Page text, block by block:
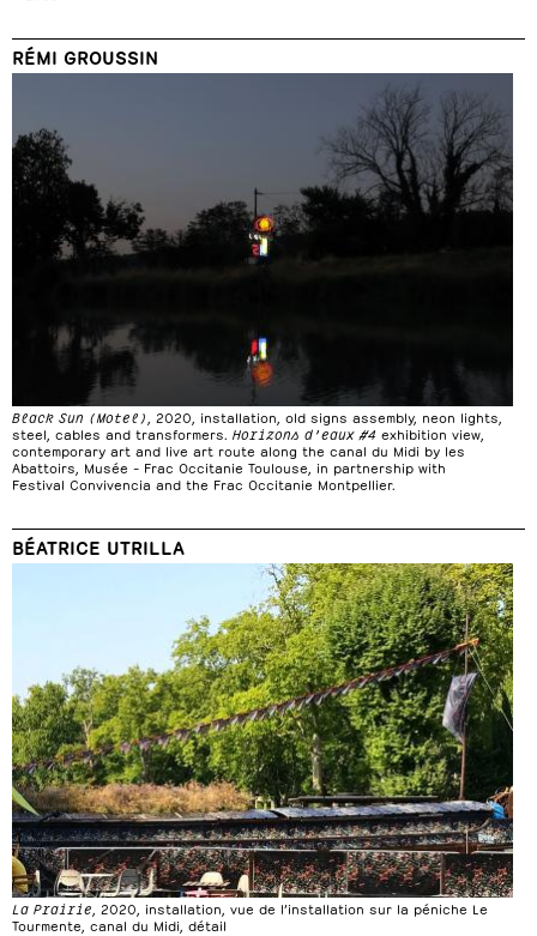
RÉMI GROUSSIN
Black Sun (Motel) , 2020, installation, old signs assembly, neon lights,
steel, cables and transformers. Horizons d’eaux #4 exhibition view,
contemporary art and live art route along the canal du Midi by les
Abattoirs, Musée – Frac Occitanie Toulouse, in partnership with
Festival Convivencia and the Frac Occitanie Montpellier.
BÉATRICE UTRILLA
La Prairie, 2020, installation, vue de l’installation sur la péniche Le
Tourmente, canal du Midi, détail